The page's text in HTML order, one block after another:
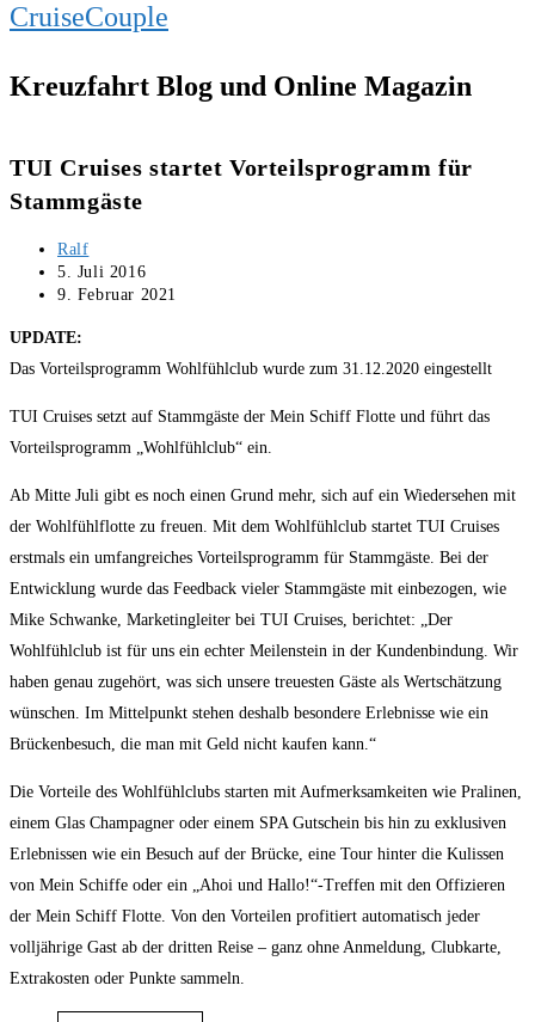
CruiseCouple
Kreuzfahrt Blog und Online Magazin
TUI Cruises startet Vorteilsprogramm für
Stammgäste
Beitrags-
Autor:
Ralf
Beitrag
veröffentlicht:
5. Juli 2016
Beitrag
geändert
am:
9. Februar 2021
UPDATE:
Das Vorteilsprogramm Wohlfühlclub wurde zum 31.12.2020 eingestellt
TUI Cruises setzt auf Stammgäste der Mein Schiff Flotte und führt das
Vorteilsprogramm „Wohlfühlclub“ ein.
Ab Mitte Juli gibt es noch einen Grund mehr, sich auf ein Wiedersehen mit
der Wohlfühlflotte zu freuen. Mit dem Wohlfühlclub startet TUI Cruises
erstmals ein umfangreiches Vorteilsprogramm für Stammgäste. Bei der
Entwicklung wurde das Feedback vieler Stammgäste mit einbezogen, wie
Mike Schwanke, Marketingleiter bei TUI Cruises, berichtet: „Der
Wohlfühlclub ist für uns ein echter Meilenstein in der Kundenbindung. Wir
haben genau zugehört, was sich unsere treuesten Gäste als Wertschätzung
wünschen. Im Mittelpunkt stehen deshalb besondere Erlebnisse wie ein
Brückenbesuch, die man mit Geld nicht kaufen kann.“
Die Vorteile des Wohlfühlclubs starten mit Aufmerksamkeiten wie Pralinen,
einem Glas Champagner oder einem SPA Gutschein bis hin zu exklusiven
Erlebnissen wie ein Besuch auf der Brücke, eine Tour hinter die Kulissen
von Mein Schiffe oder ein „Ahoi und Hallo!“-Treffen mit den Offizieren
der Mein Schiff Flotte. Von den Vorteilen profitiert automatisch jeder
volljährige Gast ab der dritten Reise – ganz ohne Anmeldung, Clubkarte,
Extrakosten oder Punkte sammeln.